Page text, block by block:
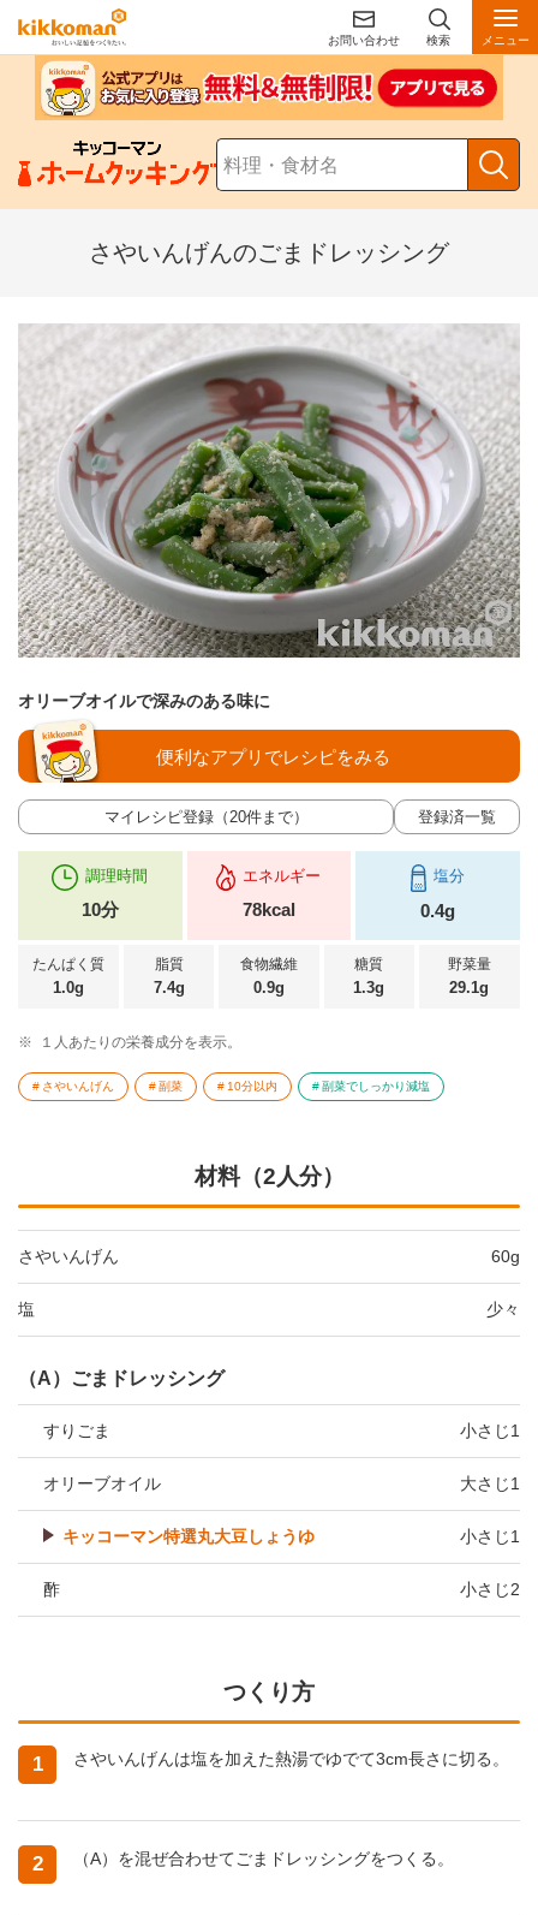
お問い合わせ 検索 メニュー
さやいんげんのごまドレッシング
オリーブオイルで深みのある味に
マイレシピ登録（20件まで） 登録済一覧
便利なアプリでレシピをみる
調理時間
10分
エネルギー
78kcal
塩分
0.4g
たんぱく質
1.0g
脂質
7.4g
食物繊維
0.9g
糖質
1.3g
野菜量
29.1g
※ １人あたりの栄養成分を表示。
さやいんげん 副菜 10分以内 副菜でしっかり減塩
材料（2人分）
さやいんげん 60g
塩 少々
（A）ごまドレッシング
すりごま 小さじ1
オリーブオイル 大さじ1
キッコーマン特選丸大豆しょうゆ 小さじ1
酢 小さじ2
つくり方
1 さやいんげんは塩を加えた熱湯でゆでて3cm長さに切る。
2 （A）を混ぜ合わせてごまドレッシングをつくる。